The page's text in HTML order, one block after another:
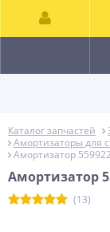
Каталог запчастей
Амортизаторы для
Амортизатор
Амортизатор
(13)